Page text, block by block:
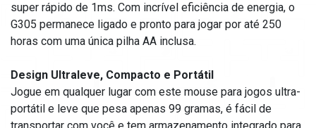
super rápido de 1ms. Com incrível eficiência de energia, o
G305 permanece ligado e pronto para jogar por até 250
horas com uma única pilha AA inclusa.
Design Ultraleve, Compacto e Portátil
Jogue em qualquer lugar com este mouse para jogos ultra-
portátil e leve que pesa apenas 99 gramas, é fácil de